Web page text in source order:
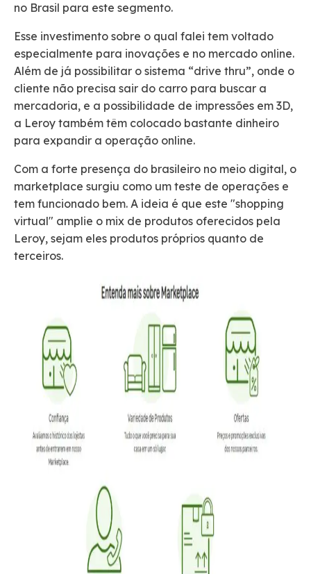
no Brasil para este segmento.
Esse investimento sobre o qual falei tem voltado
especialmente para inovações e no mercado online.
Além de já possibilitar o sistema “drive thru”, onde o
cliente não precisa sair do carro para buscar a
mercadoria, e a possibilidade de impressões em 3D,
a Leroy também têm colocado bastante dinheiro
para expandir a operação online.
Com a forte presença do brasileiro no meio digital, o
marketplace surgiu como um teste de operações e
tem funcionado bem. A ideia é que este "shopping
virtual" amplie o mix de produtos oferecidos pela
Leroy, sejam eles produtos próprios quanto de
terceiros.